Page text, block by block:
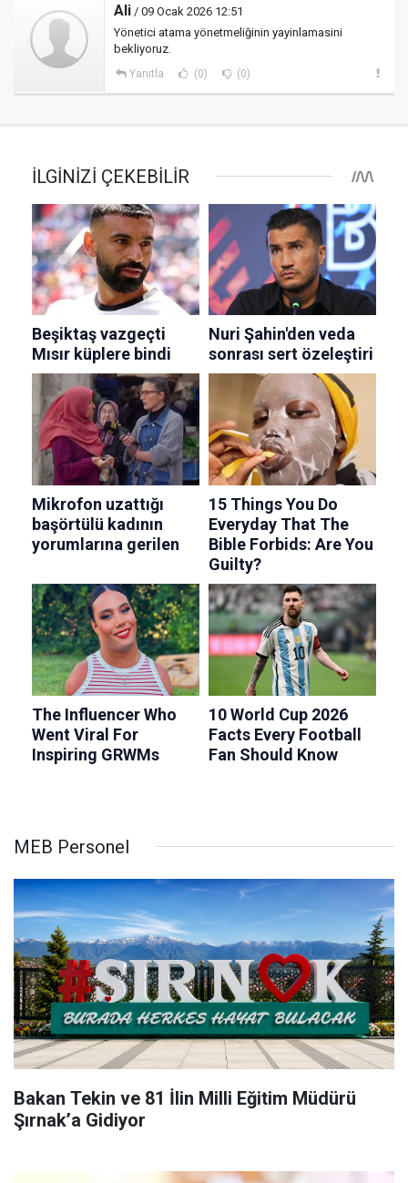
Ali / 09 Ocak 2026 12:51
Yönetici atama yönetmeliğinin yayinlamasini
bekliyoruz.
Yanıtla (0) (0)
MEB Personel
Bakan Tekin ve 81 İlin Milli Eğitim Müdürü
Şırnak’a Gidiyor